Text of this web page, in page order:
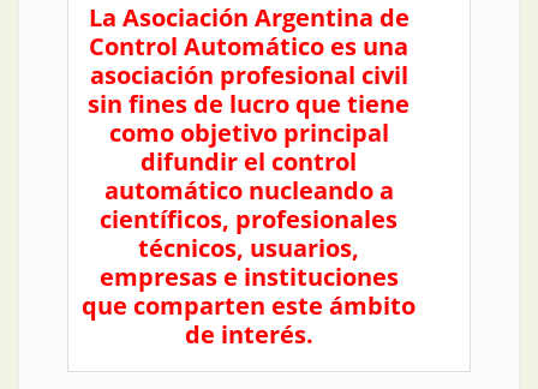
La Asociación Argentina de
Control Automático es una
asociación profesional civil
sin fines de lucro que tiene
como objetivo principal
difundir el control
automático nucleando a
científicos, profesionales
técnicos, usuarios,
empresas e instituciones
que comparten este ámbito
de interés.